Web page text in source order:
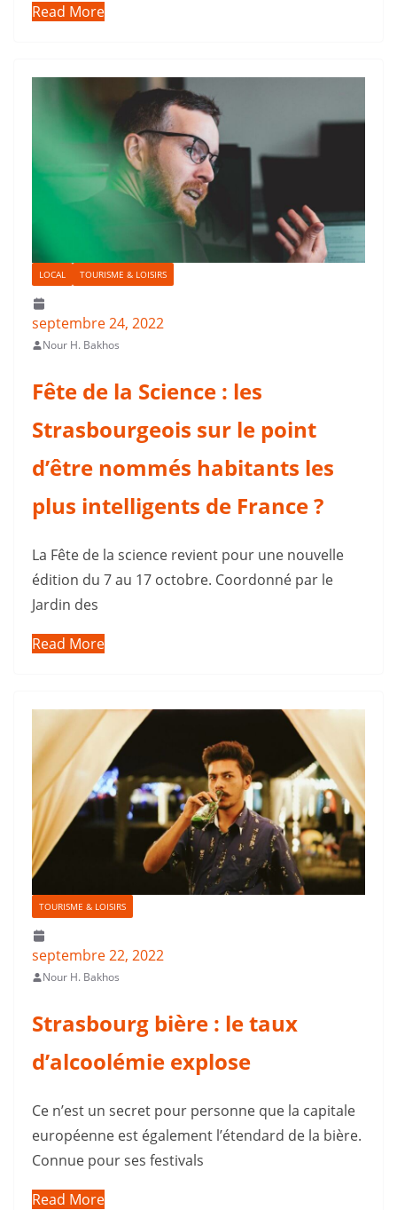
Read More
LOCAL TOURISME & LOISIRS
septembre 24, 2022
Nour H. Bakhos
Fête de la Science : les
Strasbourgeois sur le point
d’être nommés habitants les
plus intelligents de France ?
La Fête de la science revient pour une nouvelle
édition du 7 au 17 octobre. Coordonné par le
Jardin des
Read More
TOURISME & LOISIRS
septembre 22, 2022
Nour H. Bakhos
Strasbourg bière : le taux
d’alcoolémie explose
Ce n’est un secret pour personne que la capitale
européenne est également l’étendard de la bière.
Connue pour ses festivals
Read More